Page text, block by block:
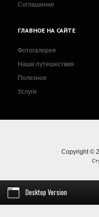
Соглашение
ГЛАВНОЕ НА САЙТЕ
Фотогалерея
Наши путешествия
Полезное
Услуги
Copyright ©
Desktop Version